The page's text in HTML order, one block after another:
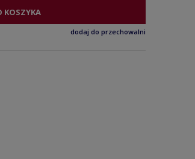
KOSZYKA
dodaj do przechowalni